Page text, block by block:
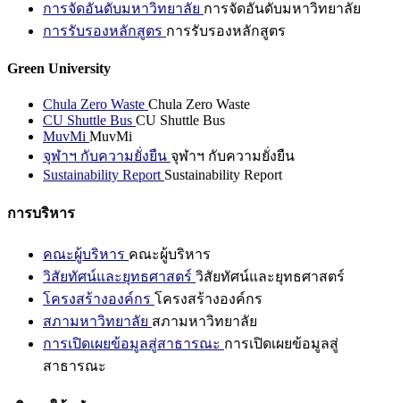
การจัดอันดับมหาวิทยาลัย การจัดอันดับมหาวิทยาลัย
การรับรองหลักสูตร การรับรองหลักสูตร
Green University
Chula Zero Waste Chula Zero Waste
CU Shuttle Bus CU Shuttle Bus
MuvMi MuvMi
จุฬาฯ กับความยั่งยืน จุฬาฯ กับความยั่งยืน
Sustainability Report Sustainability Report
การบริหาร
คณะผู้บริหาร คณะผู้บริหาร
วิสัยทัศน์และยุทธศาสตร์ วิสัยทัศน์และยุทธศาสตร์
โครงสร้างองค์กร โครงสร้างองค์กร
สภามหาวิทยาลัย สภามหาวิทยาลัย
การเปิดเผยข้อมูลสู่สาธารณะ การเปิดเผยข้อมูลสู่
สาธารณะ